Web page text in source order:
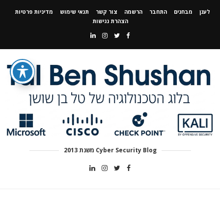
לענן מבחנים התחבר הרשמה צור קשר תנאי שימוש
מדיניות פרטיות
הצהרת נגישות
Cyber Security Blog משנת 2013